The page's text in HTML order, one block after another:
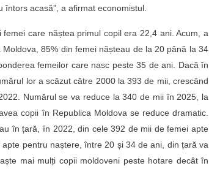
acasă”, a afirmat economistul.
care năștea primul copil era 22,4 ani. Acum, a
85% din femei nășteau de la 20 până la 34
femeilor care nasc peste 35 de ani. Dacă în
lor a scăzut către 2000 la 393 de mii, crescând
Numărul se va reduce la 340 de mii în 2025, la
copii în Republica Moldova se reduce dramatic.
în țară, în 2022, din cele 392 de mii de femei apte
pentru naștere, între 20 și 34 de ani, din țară va
mai mulți copii moldoveni peste hotare decât în